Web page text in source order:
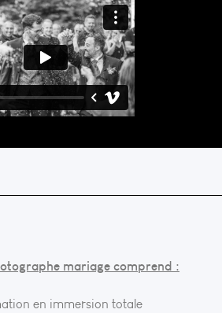
mariage comprend :
en immersion totale